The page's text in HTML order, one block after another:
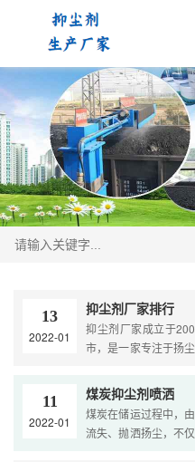
13
2022-01
抑尘剂厂家排行
抑尘剂厂家成立于
市，是一家专注于扬
发与....
11
2022-01
煤炭抑尘剂喷洒
煤炭在储运过程中，
流失、抛洒扬尘，不